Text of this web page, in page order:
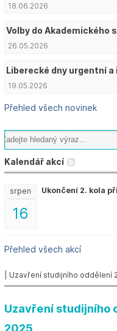
18.06.2026
Volby do Akademického
26.05.2026
Liberecké dny urgentní
19.05.2026
Přehled všech novinek
Kalendář akcí
16
srpen Ukončení 2. kola
Přehled všech akcí
| Uzavření studijního oddělení
Uzavření studijního
2025